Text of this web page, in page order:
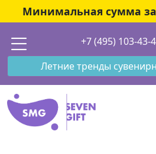
Минимальная сумма
+7 (495) 103-43-
Летние тренды